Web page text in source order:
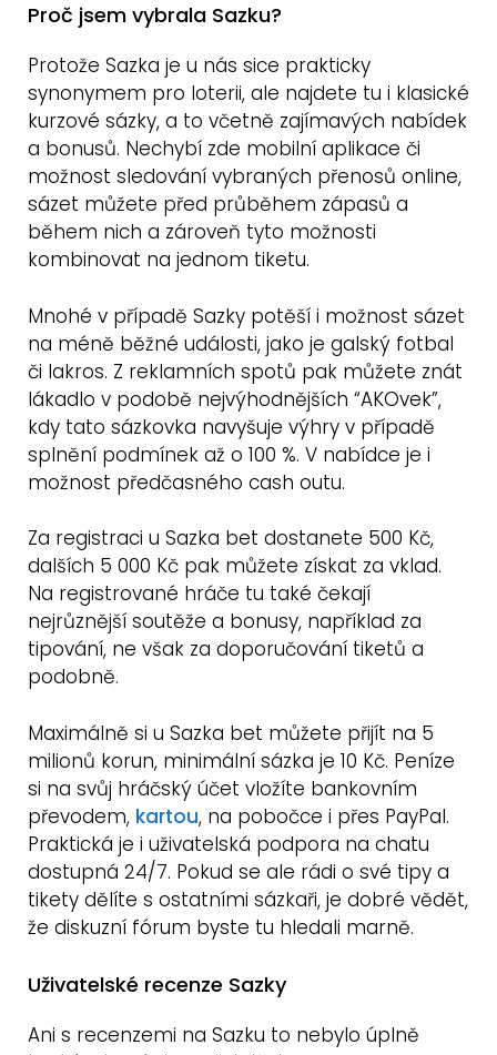
Proč jsem vybrala Sazku?
Protože Sazka je u nás sice prakticky
synonymem pro loterii, ale najdete tu i klasické
kurzové sázky, a to včetně zajímavých nabídek
a bonusů. Nechybí zde mobilní aplikace či
možnost sledování vybraných přenosů online,
sázet můžete před průběhem zápasů a
během nich a zároveň tyto možnosti
kombinovat na jednom tiketu.
Mnohé v případě Sazky potěší i možnost sázet
na méně běžné události, jako je galský fotbal
či lakros. Z reklamních spotů pak můžete znát
lákadlo v podobě nejvýhodnějších “AKOvek”,
kdy tato sázkovka navyšuje výhry v případě
splnění podmínek až o 100 %. V nabídce je i
možnost předčasného cash outu.
Za registraci u Sazka bet dostanete 500 Kč,
dalších 5 000 Kč pak můžete získat za vklad.
Na registrované hráče tu také čekají
nejrůznější soutěže a bonusy, například za
tipování, ne však za doporučování tiketů a
podobně.
Maximálně si u Sazka bet můžete přijít na 5
milionů korun, minimální sázka je 10 Kč. Peníze
si na svůj hráčský účet vložíte bankovním
převodem, kartou, na pobočce i přes PayPal.
Praktická je i uživatelská podpora na chatu
dostupná 24/7. Pokud se ale rádi o své tipy a
tikety dělíte s ostatními sázkaři, je dobré vědět,
že diskuzní fórum byste tu hledali marně.
Uživatelské recenze Sazky
Ani s recenzemi na Sazku to nebylo úplně